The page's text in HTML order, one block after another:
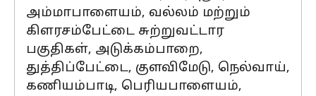
அம்மாபாளையம், வல்லம் மற்றும்
கிளரசம்பேட்டை சுற்றுவட்டார
பகுதிகள், அடுக்கம்பாறை,
துத்திப்பேட்டை, குளவிமேடு, நெல்வாய்,
கணியம்பாடி, பெரியபாளையம்,